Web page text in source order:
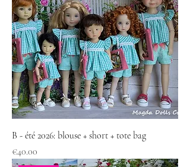
B - été 2026: blouse + short + tote bag
Price
€40.00